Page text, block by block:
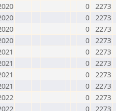
0 2273
0 2273
0 2273
0 2273
0 2273
0 2273
0 2273
0 2273
0 2273
0 2273